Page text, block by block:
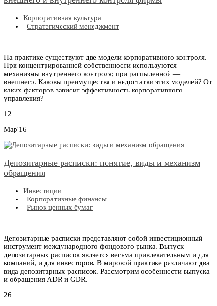
Корпоративная культура
| Стратегический менеджмент
На практике существуют две модели корпоративного контроля.
При концентрированной собственности используются
механизмы внутреннего контроля; при распыленной —
внешнего. Каковы преимущества и недостатки этих моделей? От
каких факторов зависит эффективность корпоративного
управления?
12
Мар'16
Депозитарные расписки: понятие, виды и механизм
обращения
Инвестиции
| Корпоративные финансы
| Рынок ценных бумаг
Депозитарные расписки представляют собой инвестиционный
инструмент международного фондового рынка. Выпуск
депозитарных расписок является весьма привлекательным и для
компаний, и для инвесторов. В мировой практике различают два
вида депозитарных расписок. Рассмотрим особенности выпуска
и обращения ADR и GDR.
26